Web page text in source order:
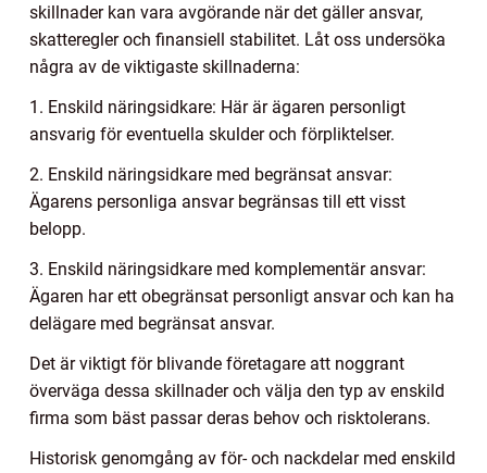
skillnader kan vara avgörande när det gäller ansvar,
skatteregler och finansiell stabilitet. Låt oss undersöka
några av de viktigaste skillnaderna:
1. Enskild näringsidkare: Här är ägaren personligt
ansvarig för eventuella skulder och förpliktelser.
2. Enskild näringsidkare med begränsat ansvar:
Ägarens personliga ansvar begränsas till ett visst
belopp.
3. Enskild näringsidkare med komplementär ansvar:
Ägaren har ett obegränsat personligt ansvar och kan ha
delägare med begränsat ansvar.
Det är viktigt för blivande företagare att noggrant
överväga dessa skillnader och välja den typ av enskild
firma som bäst passar deras behov och risktolerans.
Historisk genomgång av för- och nackdelar med enskild